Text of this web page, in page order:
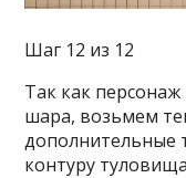
Шаг 12 из 12
Так как
шара, возьмем
дополнительные
контуру